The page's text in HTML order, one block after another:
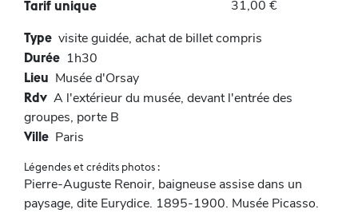
Tarif unique 31,00 €
Type visite guidée, achat de billet compris
Durée 1h30
Lieu Musée d'Orsay
Rdv A l'extérieur du musée, devant l'entrée des
groupes, porte B
Ville Paris
Légendes et crédits photos :
Pierre-Auguste Renoir, baigneuse assise dans un
paysage, dite Eurydice. 1895-1900. Musée Picasso.